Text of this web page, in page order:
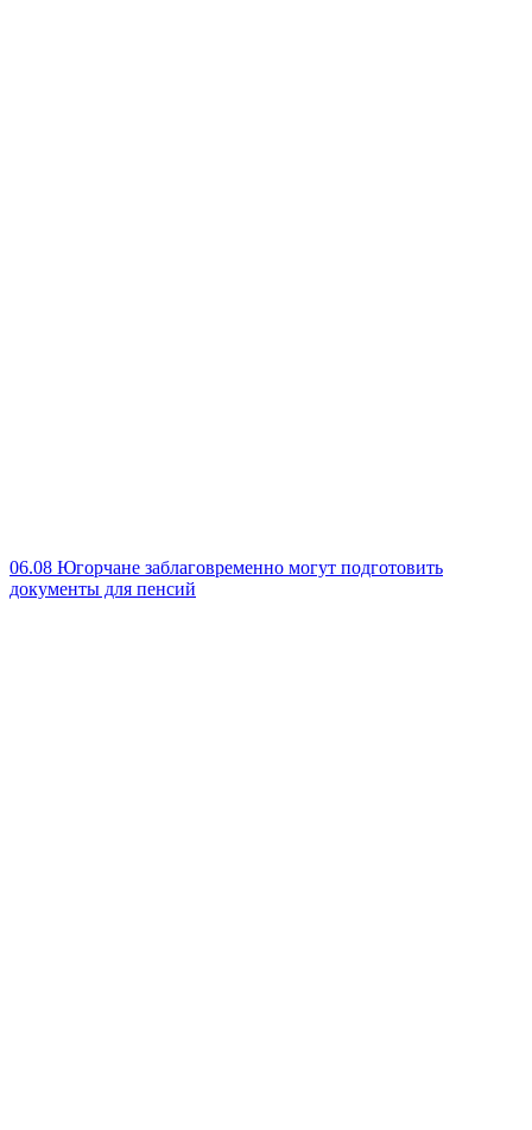
06.08 Югорчане заблаговременно могут подготовить
документы для пенсий